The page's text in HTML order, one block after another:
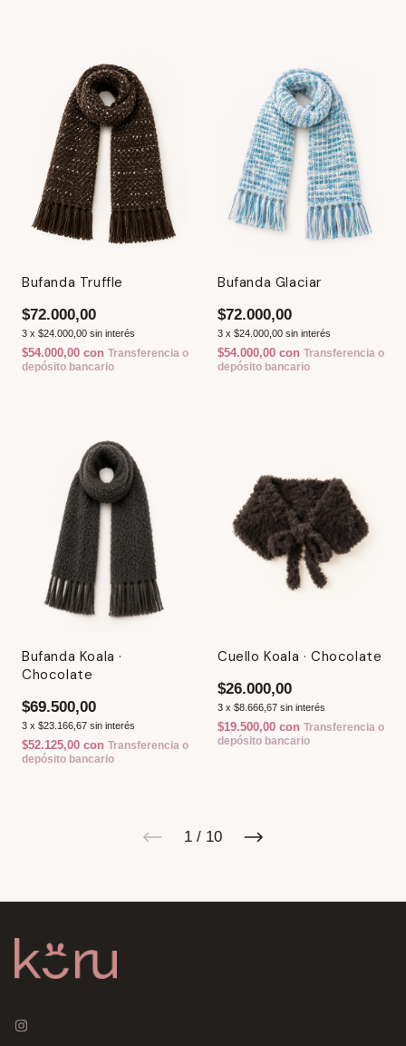
Bufanda Truffle
$72.000,00
3 x $24.000,00 sin interés
$54.000,00 con Transferencia o
depósito bancario
Bufanda Glaciar
$72.000,00
3 x $24.000,00 sin interés
$54.000,00 con Transferencia o
depósito bancario
Bufanda Koala ·
Chocolate
$69.500,00
3 x $23.166,67 sin interés
$52.125,00 con Transferencia o
depósito bancario
Cuello Koala · Chocolate
$26.000,00
3 x $8.666,67 sin interés
$19.500,00 con Transferencia o
depósito bancario
1 / 10